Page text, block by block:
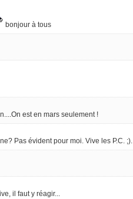
bonjour à tous
est en mars seulement !
Pas évident pour moi. Vive les P.C. ;).
il faut y réagir...